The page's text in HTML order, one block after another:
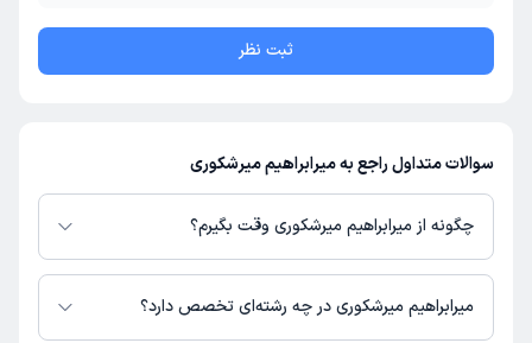
ثبت نظر
سوالات متداول راجع به میرابراهیم میرشکوری
چگونه از میرابراهیم میرشکوری وقت بگیرم؟
در صورتی کهمیرابراهیم میرشکوریدارای پروفایل فعال و نوبت‌دهی باز در پلتفرم
دکترتو باشند، می‌توانید از طریق این پلتفرم برای دریافت نوبت اقدام کنید. در
صورت فعال بودن پروفایل پزشک در دکترتو، امکان مشاهده نوبت‌های آزاد، آدرس
میرابراهیم میرشکوری در چه رشته‌ای تخصص دارد؟